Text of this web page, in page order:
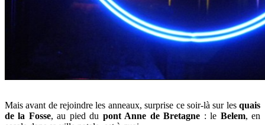
Mais avant de rejoindre les anneaux,surprise ce soir-là sur lesquais
de la Fosse, au pied du pont Anne de Bretagne : le Belem, en